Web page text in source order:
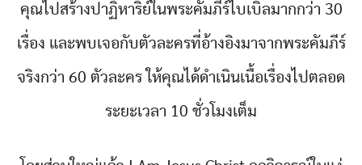
คุณไปสร้างปาฏิหาริย์ในพระคัมภีร์ไบเบิลมากกว่า 30
เรื่อง และพบเจอกับตัวละครที่อ้างอิงมาจากพระคัมภีร์
จริงกว่า 60 ตัวละคร ให้คุณได้ดำเนินเนื้อเรื่องไปตลอด
ระยะเวลา 10 ชั่วโมงเต็ม